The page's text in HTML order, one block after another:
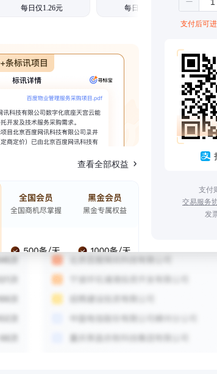
每日仅1.26元 每日仅1.08元
查看全部权益
支付后可
支付
交易服务
发